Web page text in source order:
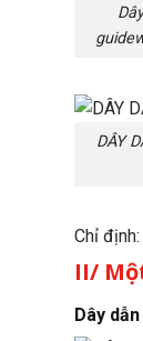
DÂY
Chỉ
II/
Dây